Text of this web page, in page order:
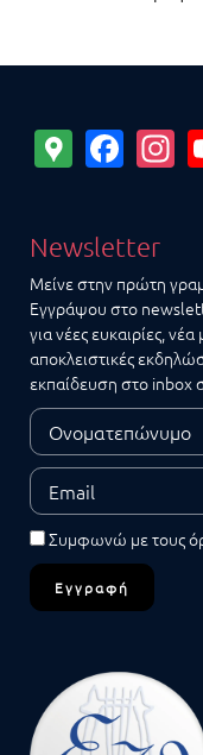
Google
Maps
Newsletter
Μείνε στην πρώτη
Εγγράψου στο
για νέες ευκαιρίες,
αποκλειστικές
εκπαίδευση στο inbox
Συμφωνώ με τους
Εγγραφή